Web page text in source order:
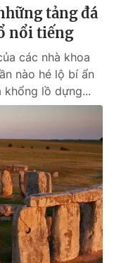
tảng đá
nổi tiếng
các nhà khoa
nào hé lộ bí ẩn
khổng lồ dựng...